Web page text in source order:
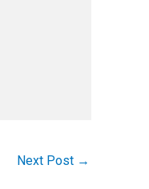
Next Post →